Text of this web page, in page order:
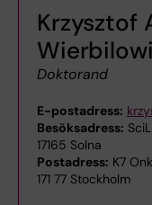
Krzysztof
Doktorand
E-postadress:
Besöksadress:
17165 Solna
Postadress: K7
171 77 Stockholm